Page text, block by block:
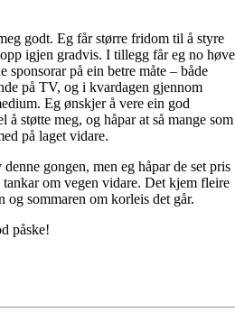
godt. Eg får større fridom til å styre
igjen gradvis. I tillegg får eg no høve
sponsorar på ein betre måte – både
på TV, og i kvardagen gjennom
Eg ønskjer å vere ein god
å støtte meg, og håpar at så mange som
på laget vidare.
gongen, men eg håpar de set pris
om vegen vidare. Det kjem fleire
og sommaren om korleis det går.
påske!